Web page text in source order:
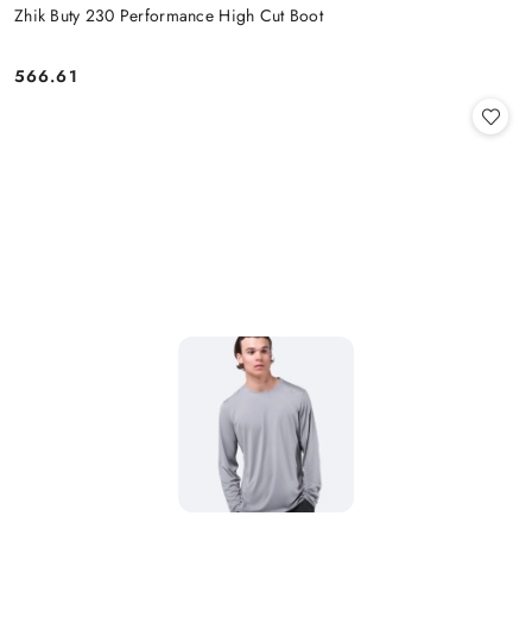
Zhik Buty 230 Performance High Cut Boot
Cena:
566.61